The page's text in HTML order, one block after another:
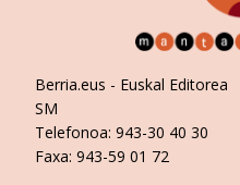
Berria.eus - Euskal Editorea
SM
Telefonoa: 943-30 40 30
Faxa: 943-59 01 72